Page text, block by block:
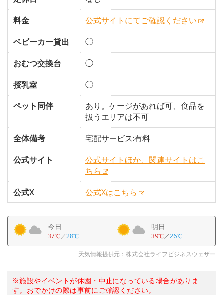
料金
公式サイトにてご確認ください
ベビーカー貸出
◯
おむつ交換台
◯
授乳室
◯
ペット同伴
あり。ケージがあれば可、食品を
扱うエリアは不可
全体備考
宅配サービス:有料
公式サイト
公式サイトほか、関連サイトはこ
ちら
公式X
公式Xはこちら
今日
37℃／28℃
明日
39℃／26℃
天気情報提供元：株式会社ライフビジネスウェザー
※施設やイベントが休園・中止になっている場合がありま
す。おでかけの際は事前にご確認ください。